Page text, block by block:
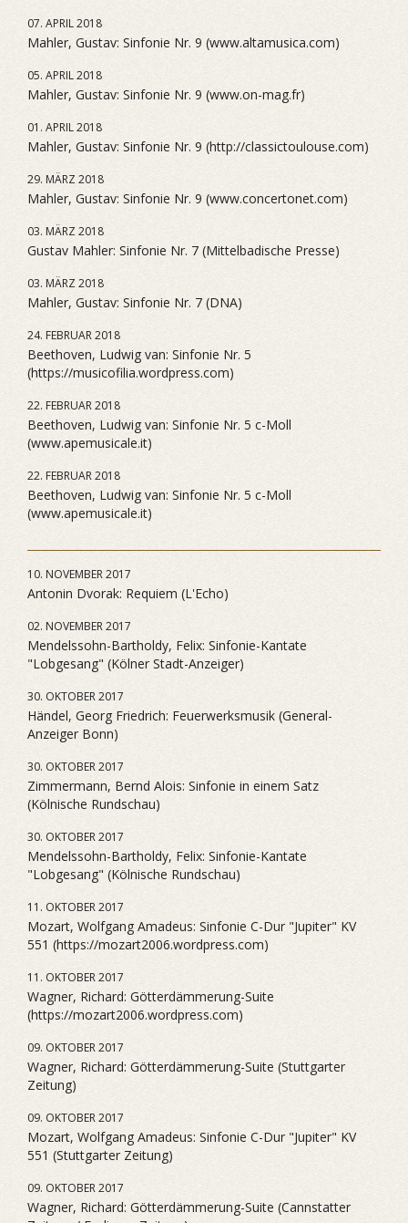
07. APRIL 2018
Mahler, Gustav: Sinfonie Nr. 9 (www.altamusica.com)
05. APRIL 2018
Mahler, Gustav: Sinfonie Nr. 9 (www.on-mag.fr)
01. APRIL 2018
Mahler, Gustav: Sinfonie Nr. 9 (http://classictoulouse.com)
29. MÄRZ 2018
Mahler, Gustav: Sinfonie Nr. 9 (www.concertonet.com)
03. MÄRZ 2018
Gustav Mahler: Sinfonie Nr. 7 (Mittelbadische Presse)
03. MÄRZ 2018
Mahler, Gustav: Sinfonie Nr. 7 (DNA)
24. FEBRUAR 2018
Beethoven, Ludwig van: Sinfonie Nr. 5
(https://musicofilia.wordpress.com)
22. FEBRUAR 2018
Beethoven, Ludwig van: Sinfonie Nr. 5 c-Moll
(www.apemusicale.it)
22. FEBRUAR 2018
Beethoven, Ludwig van: Sinfonie Nr. 5 c-Moll
(www.apemusicale.it)
10. NOVEMBER 2017
Antonin Dvorak: Requiem (L'Echo)
02. NOVEMBER 2017
Mendelssohn-Bartholdy, Felix: Sinfonie-Kantate
"Lobgesang" (Kölner Stadt-Anzeiger)
30. OKTOBER 2017
Händel, Georg Friedrich: Feuerwerksmusik (General-
Anzeiger Bonn)
30. OKTOBER 2017
Zimmermann, Bernd Alois: Sinfonie in einem Satz
(Kölnische Rundschau)
30. OKTOBER 2017
Mendelssohn-Bartholdy, Felix: Sinfonie-Kantate
"Lobgesang" (Kölnische Rundschau)
11. OKTOBER 2017
Mozart, Wolfgang Amadeus: Sinfonie C-Dur "Jupiter" KV
551 (https://mozart2006.wordpress.com)
11. OKTOBER 2017
Wagner, Richard: Götterdämmerung-Suite
(https://mozart2006.wordpress.com)
09. OKTOBER 2017
Wagner, Richard: Götterdämmerung-Suite (Stuttgarter
Zeitung)
09. OKTOBER 2017
Mozart, Wolfgang Amadeus: Sinfonie C-Dur "Jupiter" KV
551 (Stuttgarter Zeitung)
09. OKTOBER 2017
Wagner, Richard: Götterdämmerung-Suite (Cannstatter